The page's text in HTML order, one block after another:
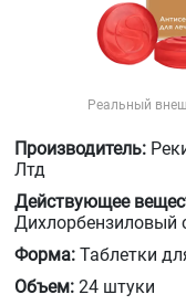
Реальный
Производитель:
Лтд
Действующее
Дихлорбензиловый
Форма: Таблетки
Объем: 24 штуки